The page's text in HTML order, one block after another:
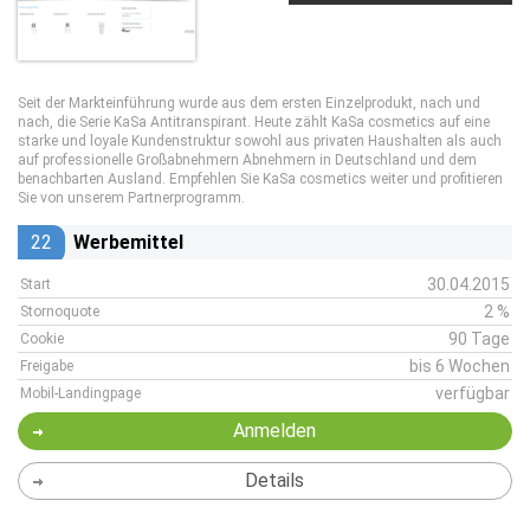
Seit der Markteinführung wurde aus dem ersten Einzelprodukt, nach und
nach, die Serie KaSa Antitranspirant. Heute zählt KaSa cosmetics auf eine
starke und loyale Kundenstruktur sowohl aus privaten Haushalten als auch
auf professionelle Großabnehmern Abnehmern in Deutschland und dem
benachbarten Ausland. Empfehlen Sie KaSa cosmetics weiter und profitieren
Sie von unserem Partnerprogramm.
22 Werbemittel
Start 30.04.2015
Stornoquote 2 %
Cookie 90 Tage
Freigabe bis 6 Wochen
Mobil-Landingpage verfügbar
Anmelden
Details